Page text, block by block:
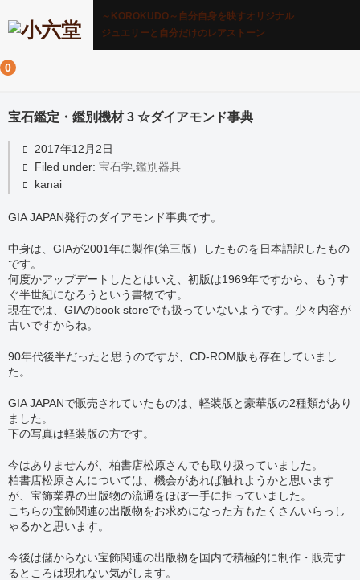
～KOROKUDO～自分自身を映すオリジナル
ジュエリーと自分だけのレアストーン
0
宝石鑑定・鑑別機材 3 ☆ダイアモンド事典
2017年12月2日
Filed under: 宝石学, 鑑別器具
kanai
GIA JAPAN発行のダイアモンド事典です。
中身は、GIAが2001年に製作(第三版）したものを日本語訳したもの
です。
何度かアップデートしたとはいえ、初版は1969年ですから、もうす
ぐ半世紀になろうという書物です。
現在では、GIAのbook storeでも扱っていないようです。少々内容が
古いですからね。
90年代後半だったと思うのですが、CD-ROM版も存在していまし
た。
GIA JAPANで販売されていたものは、軽装版と豪華版の2種類があり
ました。
下の写真は軽装版の方です。
今はありませんが、柏書店松原さんでも取り扱っていました。
柏書店松原さんについては、機会があれば触れようかと思います
が、宝飾業界の出版物の流通をほぼ一手に担っていました。
こちらの宝飾関連の出版物をお求めになった方もたくさんいらっし
ゃるかと思います。
今後は儲からない宝飾関連の出版物を国内で積極的に制作・販売す
るところは現れない気がします。